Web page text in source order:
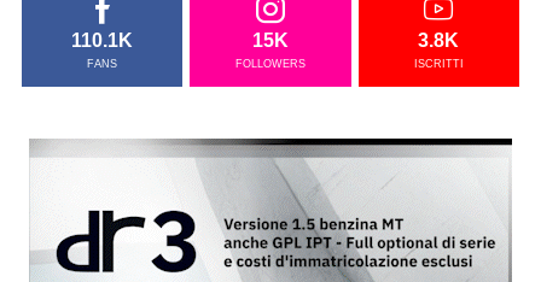
110.1K
FANS
15K
FOLLOWERS
3.8K
ISCRITTI